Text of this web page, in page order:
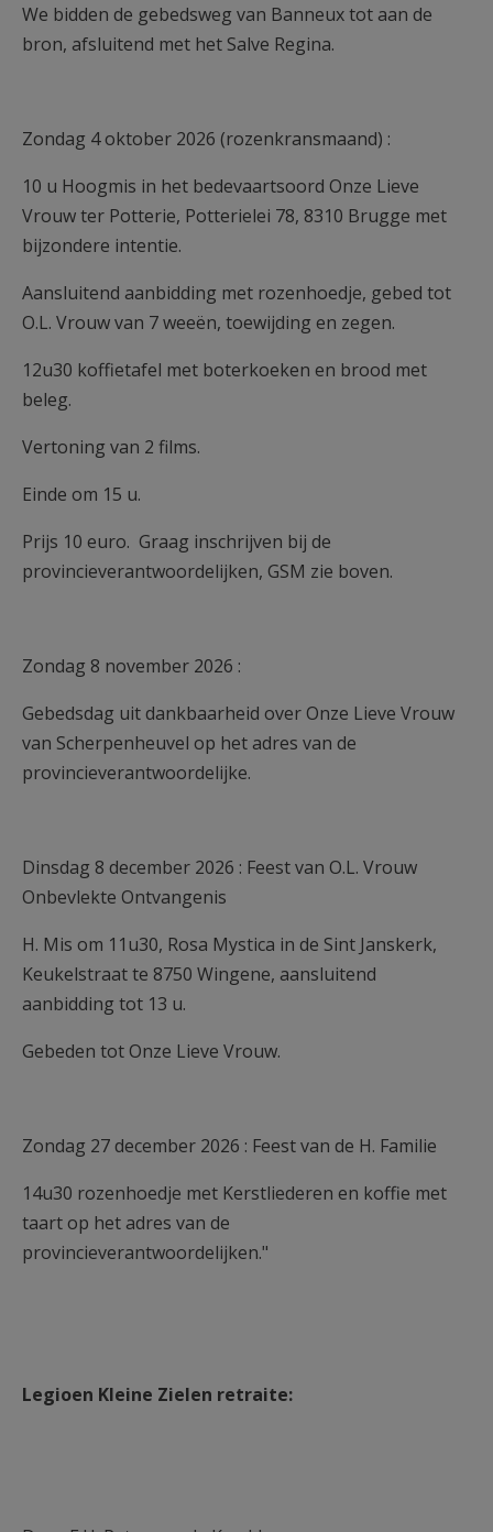
We bidden de gebedsweg van Banneux tot aan de
bron, afsluitend met het Salve Regina.
Zondag 4 oktober 2026 (rozenkransmaand) :
10 u Hoogmis in het bedevaartsoord Onze Lieve
Vrouw ter Potterie, Potterielei 78, 8310 Brugge met
bijzondere intentie.
Aansluitend aanbidding met rozenhoedje, gebed tot
O.L. Vrouw van 7 weeën, toewijding en zegen.
12u30 koffietafel met boterkoeken en brood met
beleg.
Vertoning van 2 films.
Einde om 15 u.
Prijs 10 euro. Graag inschrijven bij de
provincieverantwoordelijken, GSM zie boven.
Zondag 8 november 2026 :
Gebedsdag uit dankbaarheid over Onze Lieve Vrouw
van Scherpenheuvel op het adres van de
provincieverantwoordelijke.
Dinsdag 8 december 2026 : Feest van O.L. Vrouw
Onbevlekte Ontvangenis
H. Mis om 11u30, Rosa Mystica in de Sint Janskerk,
Keukelstraat te 8750 Wingene, aansluitend
aanbidding tot 13 u.
Gebeden tot Onze Lieve Vrouw.
Zondag 27 december 2026 : Feest van de H. Familie
14u30 rozenhoedje met Kerstliederen en koffie met
taart op het adres van de
provincieverantwoordelijken."
Legioen Kleine Zielen retraite: